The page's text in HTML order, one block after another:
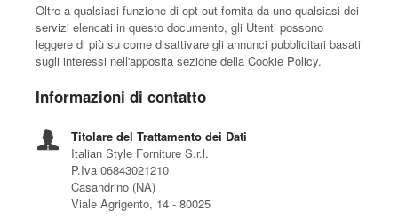
Oltre a qualsiasi funzione di opt-out fornita da uno qualsiasi dei
servizi elencati in questo documento, gli Utenti possono
leggere di più su come disattivare gli annunci pubblicitari basati
sugli interessi nell'apposita sezione della Cookie Policy.
Informazioni di contatto
Titolare del Trattamento dei Dati
Italian Style Forniture S.r.l.
P.Iva 06843021210
Casandrino (NA)
Viale Agrigento, 14 - 80025